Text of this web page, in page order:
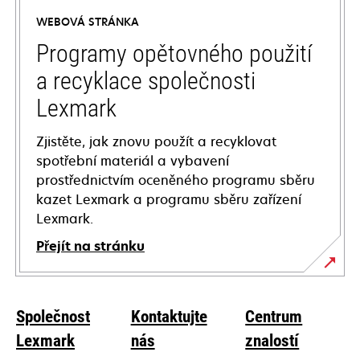
new
tab
WEBOVÁ STRÁNKA
Programy opětovného použití
a recyklace společnosti
Lexmark
Zjistěte, jak znovu použít a recyklovat
spotřební materiál a vybavení
prostřednictvím oceněného programu sběru
kazet Lexmark a programu sběru zařízení
Lexmark.
Přejít na stránku
Společnost
Lexmark
Kontaktujte
nás
Centrum
znalostí